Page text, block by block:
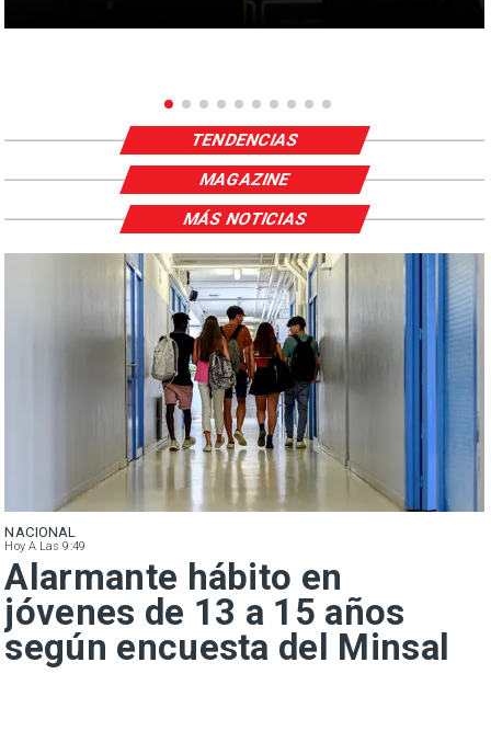
TENDENCIAS
MAGAZINE
NACIONAL
Hoy A Las 9:49
Alarmante hábito en
jóvenes de 13 a 15 años
según encuesta del Minsal
MÁS NOTICIAS